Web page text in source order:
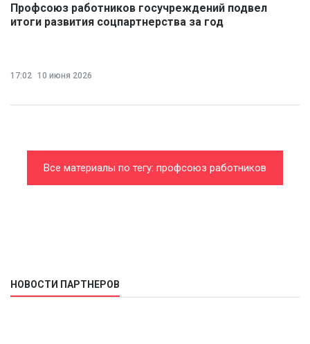
Профсоюз работников госучреждений подвел
итоги развития соцпартнерства за год
17:02 10 июня 2026
Все материалы по тегу: профсоюз работников
НОВОСТИ ПАРТНЕРОВ